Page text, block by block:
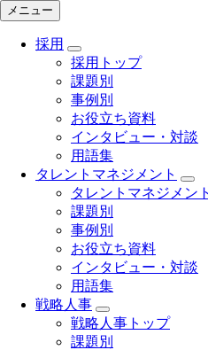
メニュー
採用
採用トップ
課題別
事例別
お役立ち資料
インタビュー・対談
用語集
タレントマネジメント
タレントマネジメン
課題別
事例別
お役立ち資料
インタビュー・対談
用語集
戦略人事
戦略人事トップ
課題別